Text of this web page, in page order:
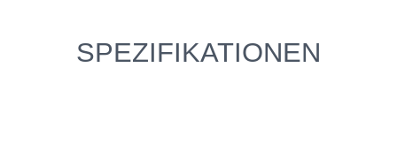
SPEZIFIKATIONEN